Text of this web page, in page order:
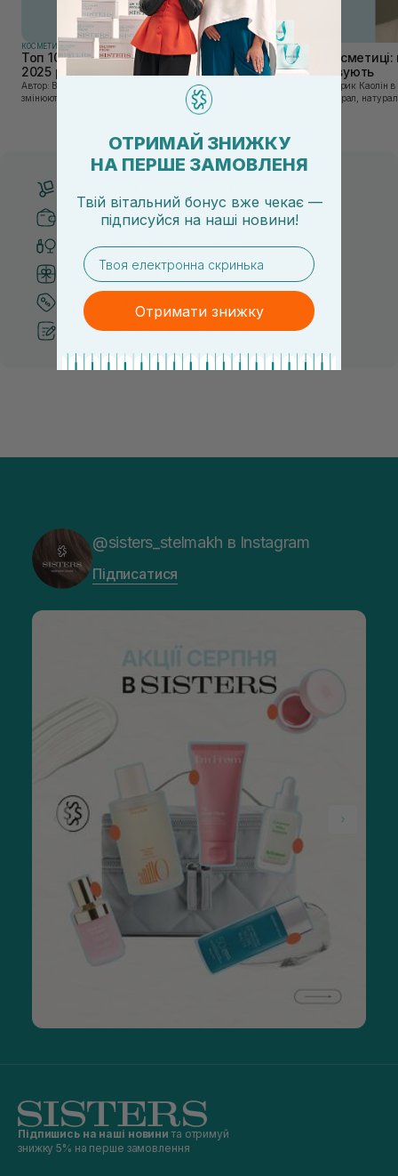
КОСМЕТИКА
Топ 10 брендів доглядової косметики у
2025 році
Автор: Віка Нагорна У сучасному світі, де тренди
змінюються зі швидкістю світла, а ринок популярної
косметики переповнений новими пропозиціями, вибір
КОСМЕТИКА
Каолін в
використовують
Автор: Юлія Цебрик Каолін в косметології – це
природний мінерал,
Безпечні способи оплати
Тільки оригінальна косметика
Система бонусів та лояльності
Кращі ціни та топ товари
Рекомендації від косметологів
@sisters_stelmakh в Instagram
Підписатися
Підпишись на наші новини та отримуй
знижку 5% на перше замовлення
ОТРИМАЙ ЗНИЖКУ
НА ПЕРШЕ ЗАМОВЛЕНЯ
Твій вітальний бонус вже чекає —
підписуйся на наші новини!
email
Отримати знижку